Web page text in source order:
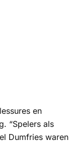
en
“Spelers als
Dumfries waren